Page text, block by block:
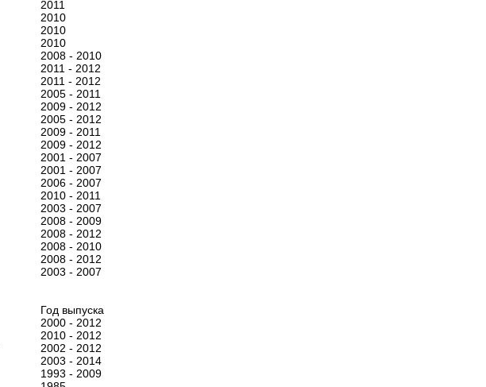
2011
2010
2010
2010
2008 - 2010
2011 - 2012
2011 - 2012
2005 - 2011
2009 - 2012
2005 - 2012
2009 - 2011
2009 - 2012
2001 - 2007
2001 - 2007
2006 - 2007
2010 - 2011
2003 - 2007
2008 - 2009
2008 - 2012
2008 - 2010
2008 - 2012
2003 - 2007
Год выпуска
2000 - 2012
2010 - 2012
2002 - 2012
2003 - 2014
1993 - 2009